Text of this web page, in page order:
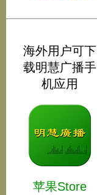
海外用户可下
载明慧广播手
机应用
苹果Store